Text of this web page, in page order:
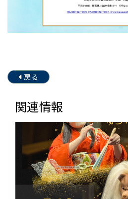
戻る
関連情報